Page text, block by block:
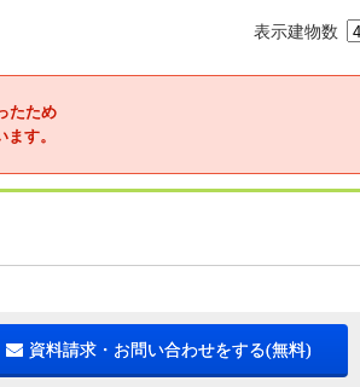
表示建物数
たため
す。
資料請求・お問い合わせをする(無料)